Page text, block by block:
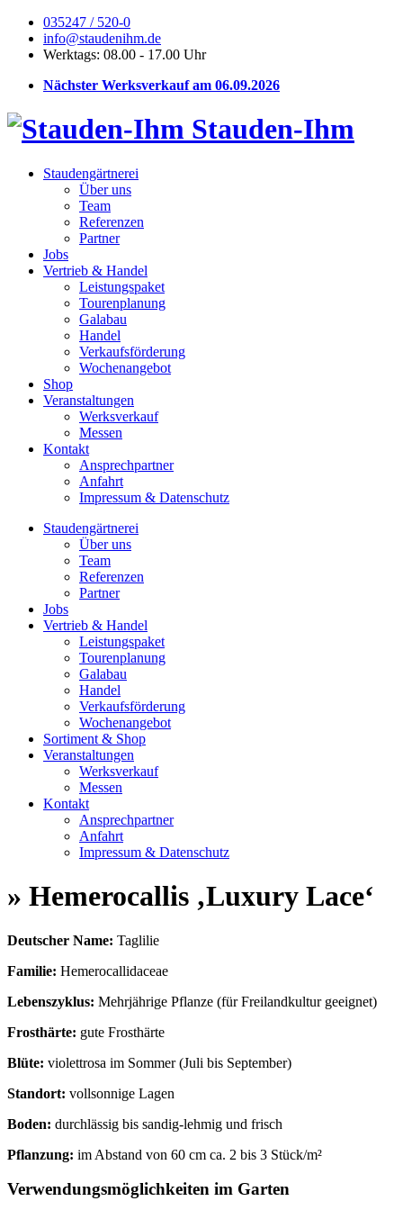
035247 / 520-0
info@staudenihm.de
Werktags: 08.00 - 17.00 Uhr
Nächster Werksverkauf am 06.09.2026
Stauden-Ihm
Staudengärtnerei
Über uns
Team
Referenzen
Partner
Jobs
Vertrieb & Handel
Leistungspaket
Tourenplanung
Galabau
Handel
Verkaufsförderung
Wochenangebot
Shop
Veranstaltungen
Werksverkauf
Messen
Kontakt
Ansprechpartner
Anfahrt
Impressum & Datenschutz
Staudengärtnerei
Über uns
Team
Referenzen
Partner
Jobs
Vertrieb & Handel
Leistungspaket
Tourenplanung
Galabau
Handel
Verkaufsförderung
Wochenangebot
Sortiment & Shop
Veranstaltungen
Werksverkauf
Messen
Kontakt
Ansprechpartner
Anfahrt
Impressum & Datenschutz
» Hemerocallis ‚Luxury Lace‘
Deutscher Name: Taglilie
Familie: Hemerocallidaceae
Lebenszyklus: Mehrjährige Pflanze (für Freilandkultur geeignet)
Frosthärte: gute Frosthärte
Blüte: violettrosa im Sommer (Juli bis September)
Standort: vollsonnige Lagen
Boden: durchlässig bis sandig-lehmig und frisch
Pflanzung: im Abstand von 60 cm ca. 2 bis 3 Stück/m²
Verwendungsmöglichkeiten im Garten